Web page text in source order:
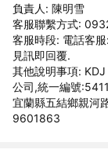
負責人: 陳明雪
客服聯繫方式:
客服時段: 電話客
見訊即回覆.
其他說明事項:
公司,統一編號
宜蘭縣五結鄉親
9601863